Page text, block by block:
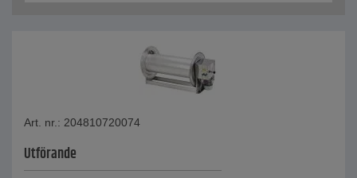
Art. nr.: 204810720074
Utförande